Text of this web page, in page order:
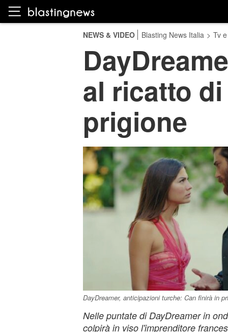
NEWS & VIDEO Blasting News Italia > Tv
al ricatto
prigione
DayDreamer, anticipazioni turche: Can finirà in
Nelle puntate di DayDreamer in
colpirà in viso l'imprenditore